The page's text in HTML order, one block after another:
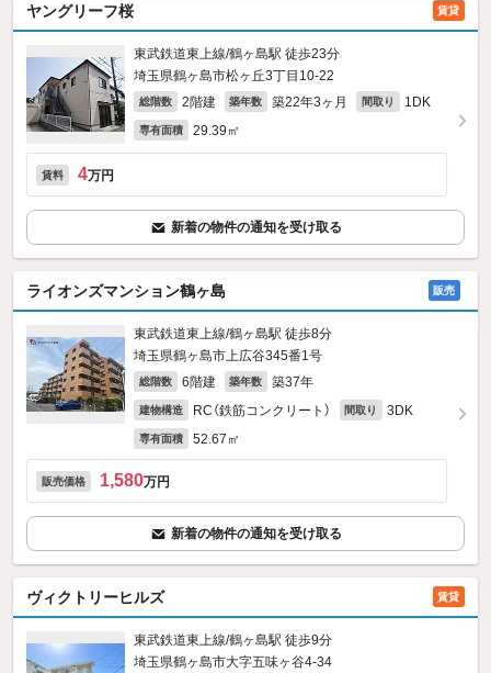
ヤングリーフ桜 賃貸
東武鉄道東上線/鶴ヶ島駅 徒歩23分
埼玉県鶴ヶ島市松ヶ丘3丁目10-22
総階数 2階建 築年数 築22年3ヶ月 間取り 1DK
専有面積 29.39㎡
賃料 4万円
新着の物件の通知を受け取る
ライオンズマンション鶴ヶ島 販売
東武鉄道東上線/鶴ヶ島駅 徒歩8分
埼玉県鶴ヶ島市上広谷345番1号
総階数 6階建 築年数 築37年
建物構造 RC（鉄筋コンクリート） 間取り 3DK
専有面積 52.67㎡
販売価格 1,580万円
新着の物件の通知を受け取る
ヴィクトリーヒルズ 賃貸
東武鉄道東上線/鶴ヶ島駅 徒歩9分
埼玉県鶴ヶ島市大字五味ヶ谷4‐34